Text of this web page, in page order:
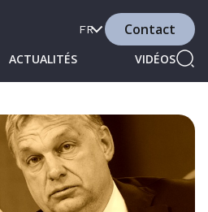
ACTUALITÉS VIDÉOS
FR Contact